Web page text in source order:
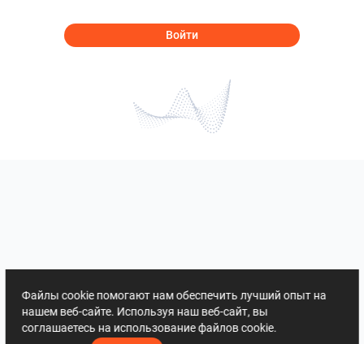
Войти
Файлы cookie помогают нам обеспечить лучший опыт на
нашем веб-сайте. Используя наш веб-сайт, вы
соглашаетесь на использование файлов cookie.